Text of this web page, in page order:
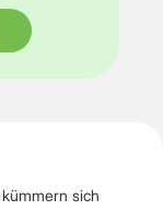
sich